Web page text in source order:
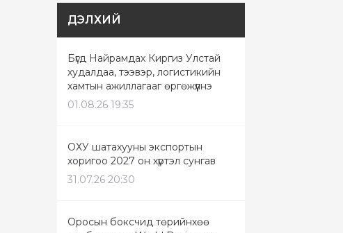
ДЭЛХИЙ
Бүгд Найрамдах Киргиз Улстай
худалдаа, тээвэр, логистикийн
хамтын ажиллагааг өргөжүүлнэ
01.08.26 19:35
ОХУ шатахууны экспортын
хоригоо 2027 он хүртэл сунгав
31.07.26 20:30
Оросын боксчид төрийнхөө